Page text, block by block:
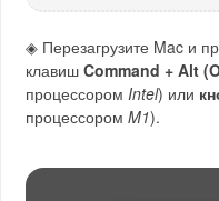
◈ Перезагрузите Mac и
клавишCommand + Alt
процессоромIntel) или
процессоромM1).